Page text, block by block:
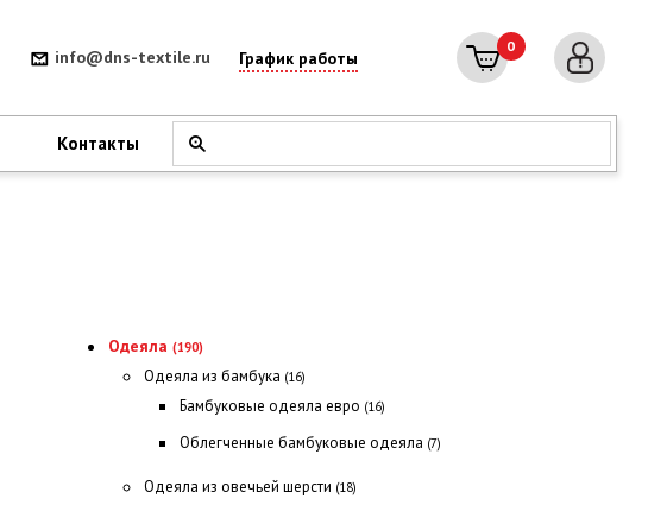
info@dns-textile.ru График работы
0
Контакты
Одеяла (190)
Одеяла из бамбука (16)
Бамбуковые одеяла евро (16)
Облегченные бамбуковые одеяла (7)
Одеяла из овечьей шерсти (18)